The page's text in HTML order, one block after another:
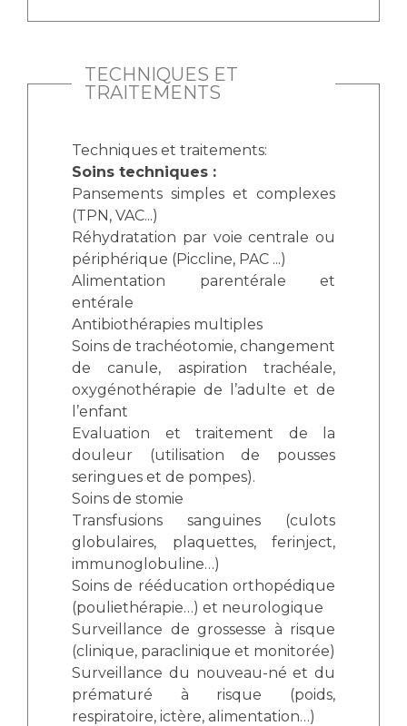
TECHNIQUES ET
TRAITEMENTS
Techniques et traitements:
Soins techniques :
Pansements simples et complexes
(TPN, VAC...)
Réhydratation par voie centrale ou
périphérique (Piccline, PAC ...)
Alimentation parentérale et
entérale
Antibiothérapies multiples
Soins de trachéotomie, changement
de canule, aspiration trachéale,
oxygénothérapie de l’adulte et de
l’enfant
Evaluation et traitement de la
douleur (utilisation de pousses
seringues et de pompes).
Soins de stomie
Transfusions sanguines (culots
globulaires, plaquettes, ferinject,
immunoglobuline…)
Soins de rééducation orthopédique
(pouliethérapie…) et neurologique
Surveillance de grossesse à risque
(clinique, paraclinique et monitorée)
Surveillance du nouveau-né et du
prématuré à risque (poids,
respiratoire, ictère, alimentation…)